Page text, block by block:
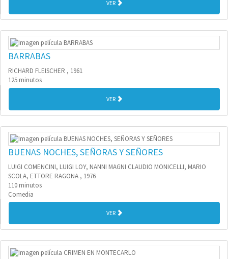
VER
BARRABAS
RICHARD FLEISCHER , 1961
125 minutos
VER
BUENAS NOCHES, SEÑORAS Y SEÑORES
LUIGI COMENCINI, LUIGI LOY, NANNI MAGNI CLAUDIO MONICELLI, MARIO
SCOLA, ETTORE RAGONA , 1976
110 minutos
Comedia
VER